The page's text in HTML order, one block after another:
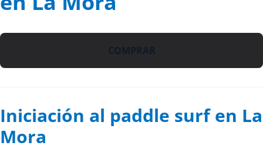
Iniciación al paddle surf en La
Mora